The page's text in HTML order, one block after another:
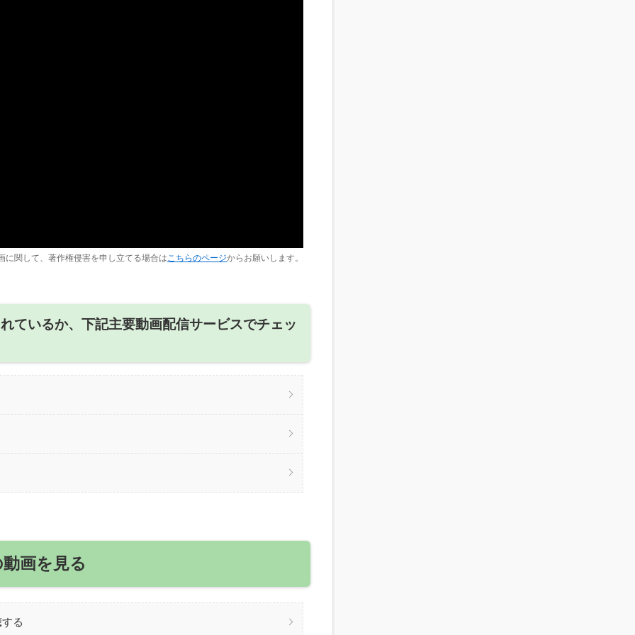
に関して、著作権侵害を申し立てる場合は こちらのページからお願いします。
ているか、下記主要動画配信サービスでチェッ
画を見る
る